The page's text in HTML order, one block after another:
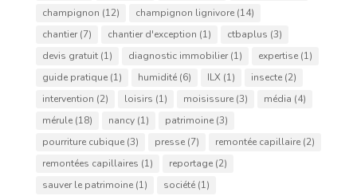
champignon (12) champignon lignivore(14)
chantier(7) chantier d'exception (1) ctbaplus (3)
devis gratuit(1) diagnostic immobilier(1) expertise(1)
guide pratique(1) humidité(6) ILX(1) insecte(2)
intervention (2) loisirs (1) moisissure(3) média (4)
mérule(18) nancy(1) patrimoine(3)
pourriture cubique(3) presse(7) remontée capillaire(2)
remontées capillaires (1) reportage(2)
sauver le patrimoine(1) société(1)